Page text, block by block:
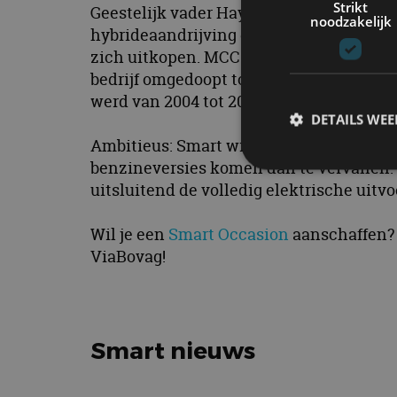
Geestelijk vader Hayek was niet
hybrideaandrijving gewild in plaats van
zich uitkopen. MCC was nu dus een
bedrijf omgedoopt tot Smart GmbH en
werd van 2004 tot 2006 bij NedCar in
Ambitieus: Smart wil vanaf 2020 al
benzineversies komen dan te
uitsluitend de volledig elektrische
Wil je een Smart Occasion
ViaBovag!
Smart nieuws
Strikt
noodzakelijk
DETAILS
Strikt noodzakelijke